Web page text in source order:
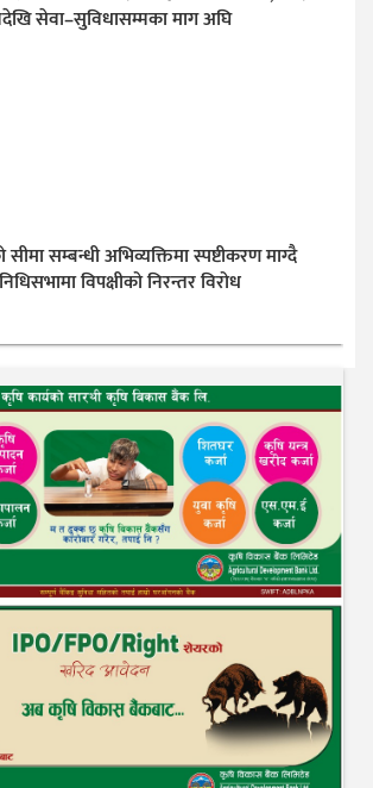
सेवा–सुविधासम्मका माग अघि
सीमा सम्बन्धी अभिव्यक्तिमा स्पष्टीकरण माग्दै
विपक्षीको निरन्तर विरोध